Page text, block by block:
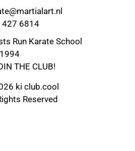
427 6814
Run Karate School
THE CLUB!
ki club.cool
Reserved